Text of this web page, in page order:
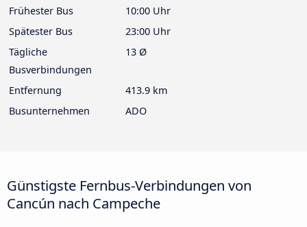
Frühester Bus
10:00 Uhr
Spätester Bus
23:00 Uhr
Tägliche
Busverbindungen
13 Ø
Entfernung
413.9 km
Busunternehmen
ADO
Günstigste Fernbus-Verbindungen von
Cancún nach Campeche